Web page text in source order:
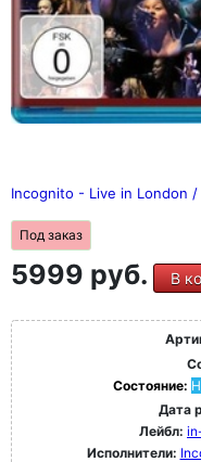
Incognito - Live in London
Под заказ
5999 руб. В
Состояние:
Дата
Лейбл:
Исполнители: